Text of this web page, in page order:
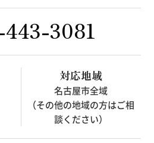
3081
対応地域
名古屋市全域
（その他の地域の方はご相
談ください）